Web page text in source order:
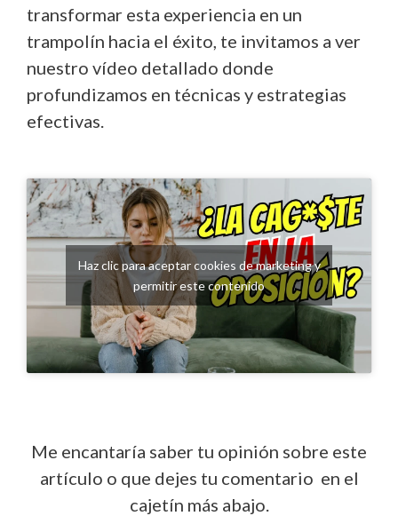
transformar esta experiencia en un
trampolín hacia el éxito, te invitamos a ver
nuestro vídeo detallado donde
profundizamos en técnicas y estrategias
efectivas.
Haz clic para aceptar cookies de marketing y
permitir este contenido
Me encantaría saber tu opinión sobre este
artículo o que dejes tu comentario en el
cajetín más abajo.